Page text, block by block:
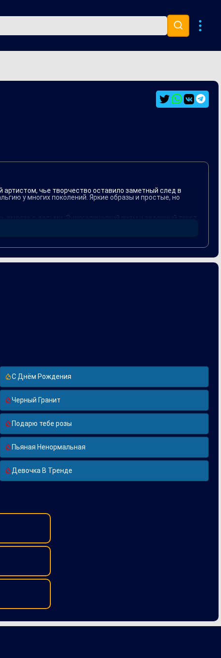
чье творчество оставило заметный след в
у многих поколений. Яркие образы и простые, но
с детьми. Энергетический ритм и задорный текст
Dance Mix, что свидетельствует о ее продолжительной
С Днём Рождения
Черный Гранит
Подарю тебе розы
Пьяная Ненормальная
Девочка В Тренде